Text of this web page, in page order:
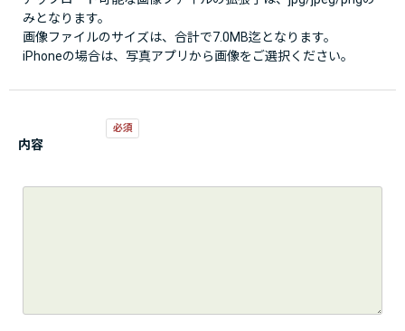
みとなります。
画像ファイルのサイズは、合計で7.0MB迄となります。
iPhoneの場合は、写真アプリから画像をご選択ください。
内容